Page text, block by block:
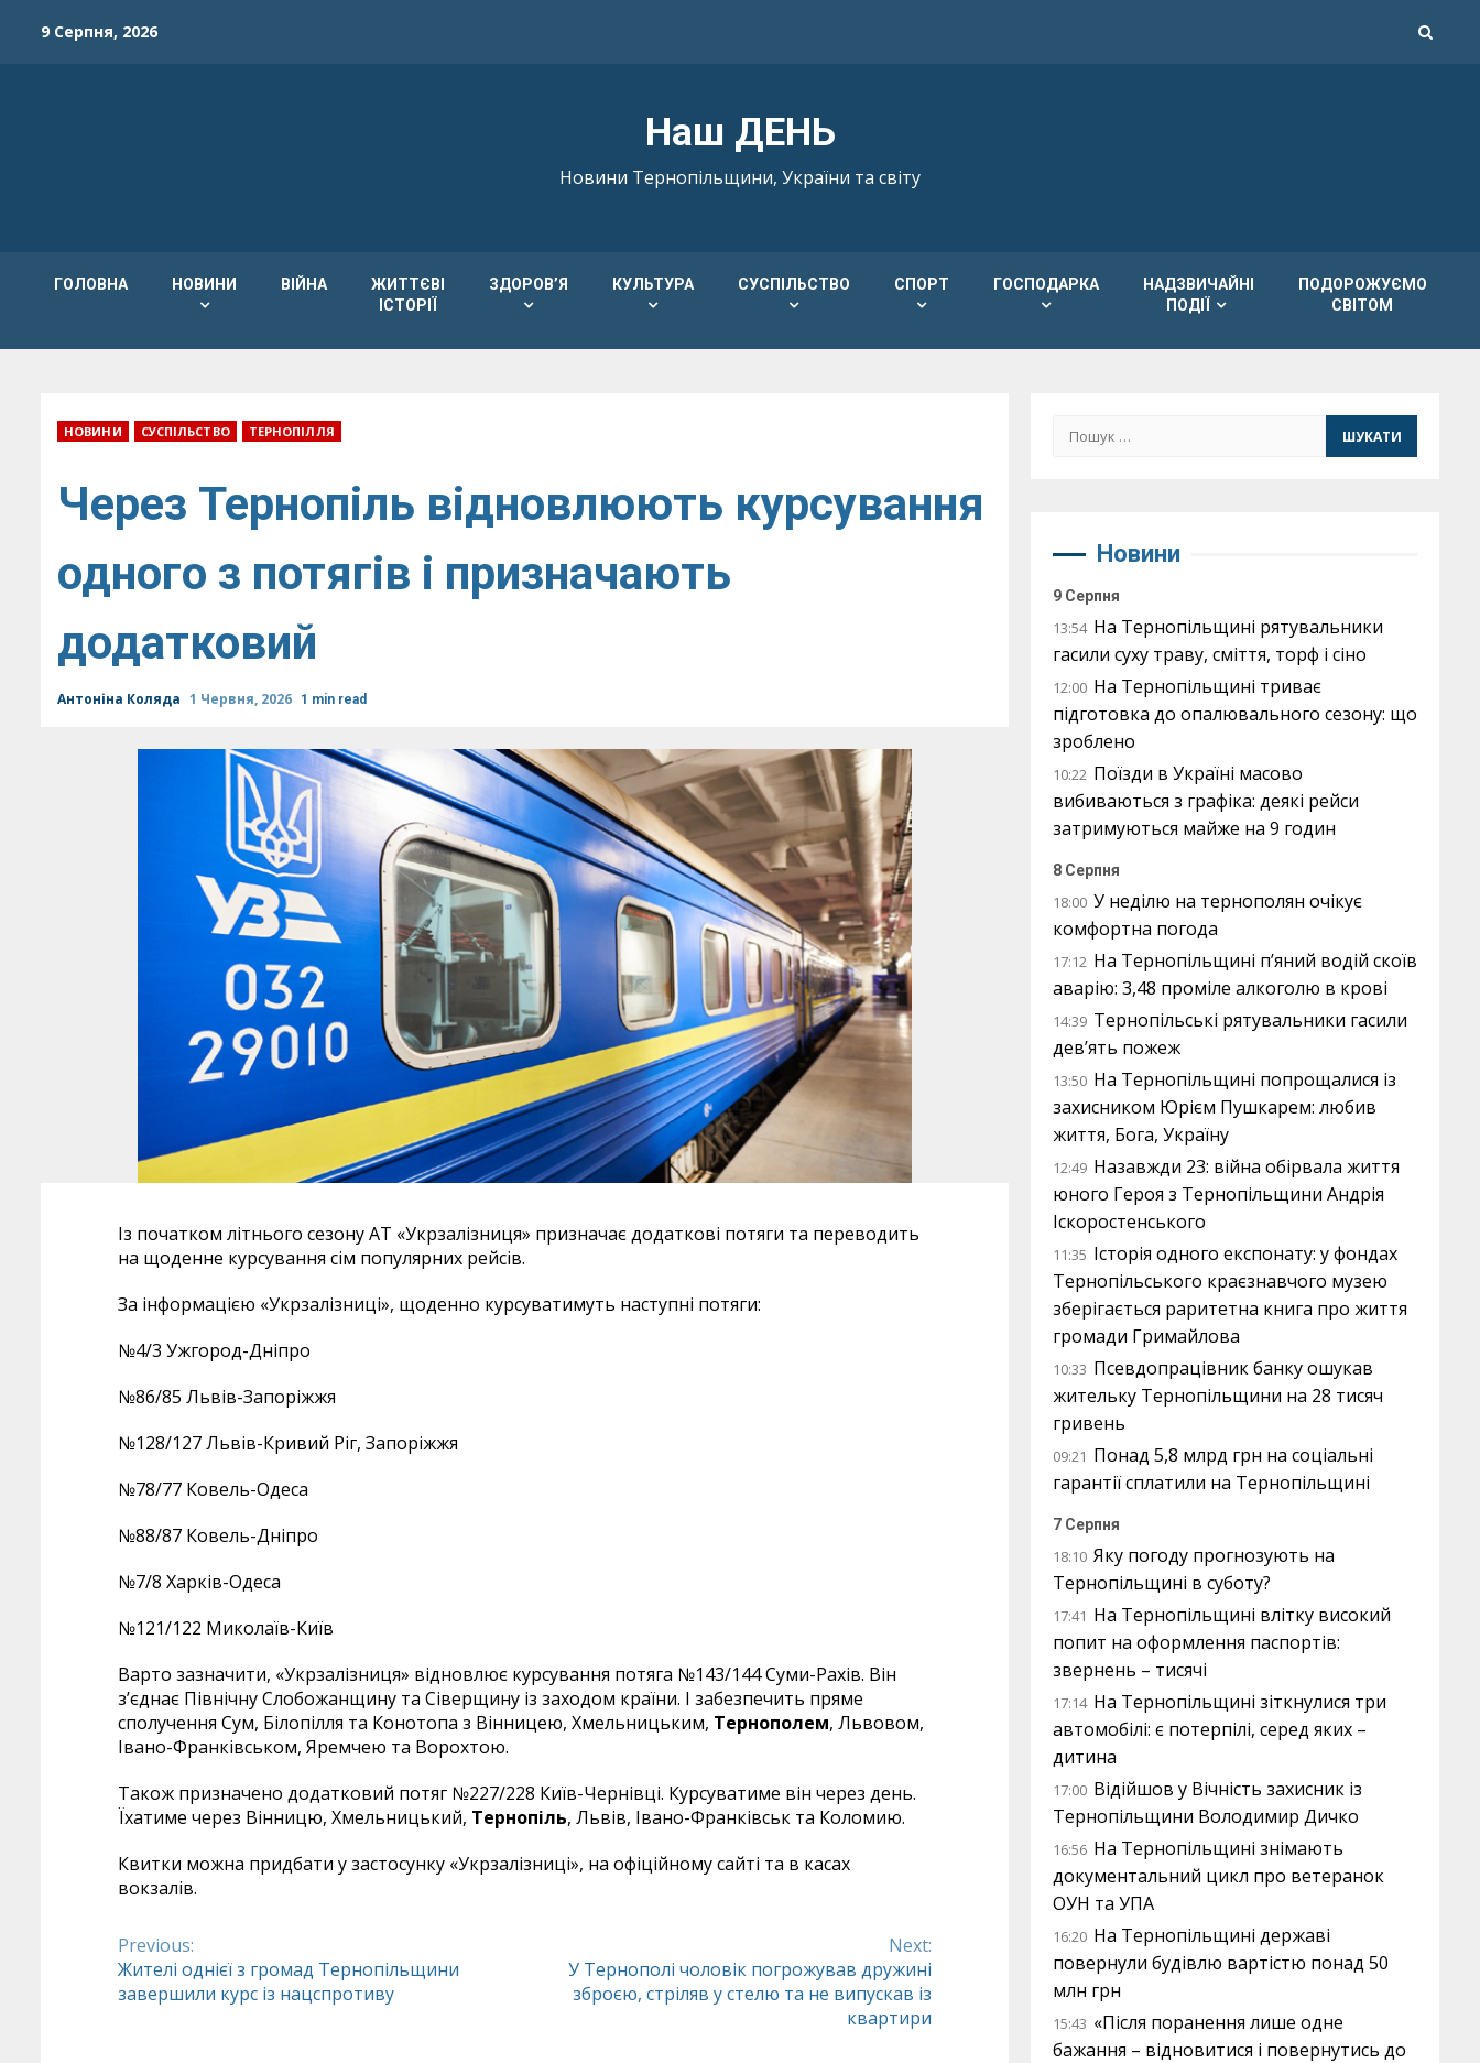
9 Серпня, 2026
Наш ДЕНЬ
Новини Тернопільщини, України та світу
ГОЛОВНА НОВИНИ ВІЙНА
ЖИТТЄВІ
ІСТОРІЇ
ЗДОРОВ’Я КУЛЬТУРА СУСПІЛЬСТВО СПОРТ ГОСПОДАРКА
НАДЗВИЧАЙНІ
ПОДІЇ
ПОДОРОЖУЄМО
СВІТОМ
НОВИНИ СУСПІЛЬСТВО ТЕРНОПІЛЛЯ
Через Тернопіль відновлюють курсування
одного з потягів і призначають
додатковий
Антоніна Коляда 1 Червня, 2026 1 min read
Із початком літнього сезону АТ «Укрзалізниця» призначає додаткові потяги та переводить
на щоденне курсування сім популярних рейсів.
За інформацією «Укрзалізниці», щоденно курсуватимуть наступні потяги:
№4/3 Ужгород-Дніпро
№86/85 Львів-Запоріжжя
№128/127 Львів-Кривий Ріг, Запоріжжя
№78/77 Ковель-Одеса
№88/87 Ковель-Дніпро
№7/8 Харків-Одеса
№121/122 Миколаїв-Київ
Варто зазначити, «Укрзалізниця» відновлює курсування потяга №143/144 Суми-Рахів. Він
з’єднає Північну Слобожанщину та Сіверщину із заходом країни. І забезпечить пряме
сполучення Сум, Білопілля та Конотопа з Вінницею, Хмельницьким, Тернополем, Львовом,
Івано-Франківськом, Яремчею та Ворохтою.
Також призначено додатковий потяг №227/228 Київ-Чернівці. Курсуватиме він через день.
Їхатиме через Вінницю, Хмельницький, Тернопіль, Львів, Івано-Франківськ та Коломию.
Квитки можна придбати у застосунку «Укрзалізниці», на офіційному сайті та в касах
вокзалів.
Continue
Reading
Previous:
Жителі однієї з громад Тернопільщини
завершили курс із нацспротиву
Next:
У Тернополі чоловік погрожував дружині
зброєю, стріляв у стелю та не випускав із
квартири
Пошук:
Новини
9 Серпня
13:54 На Тернопільщині рятувальники
гасили суху траву, сміття, торф і сіно
12:00 На Тернопільщині триває
підготовка до опалювального сезону: що
зроблено
10:22 Поїзди в Україні масово
вибиваються з графіка: деякі рейси
затримуються майже на 9 годин
8 Серпня
18:00 У неділю на тернополян очікує
комфортна погода
17:12 На Тернопільщині п’яний водій скоїв
аварію: 3,48 проміле алкоголю в крові
14:39 Тернопільські рятувальники гасили
дев’ять пожеж
13:50 На Тернопільщині попрощалися із
захисником Юрієм Пушкарем: любив
життя, Бога, Україну
12:49 Назавжди 23: війна обірвала життя
юного Героя з Тернопільщини Андрія
Іскоростенського
11:35 Історія одного експонату: у фондах
Тернопільського краєзнавчого музею
зберігається раритетна книга про життя
громади Гримайлова
10:33 Псевдопрацівник банку ошукав
жительку Тернопільщини на 28 тисяч
гривень
09:21 Понад 5,8 млрд грн на соціальні
гарантії сплатили на Тернопільщині
7 Серпня
18:10 Яку погоду прогнозують на
Тернопільщині в суботу?
17:41 На Тернопільщині влітку високий
попит на оформлення паспортів:
звернень – тисячі
17:14 На Тернопільщині зіткнулися три
автомобілі: є потерпілі, серед яких –
дитина
17:00 Відійшов у Вічність захисник із
Тернопільщини Володимир Дичко
16:56 На Тернопільщині знімають
документальний цикл про ветеранок
ОУН та УПА
16:20 На Тернопільщині державі
повернули будівлю вартістю понад 50
млн грн
15:43 «Після поранення лише одне
бажання – відновитися і повернутись до